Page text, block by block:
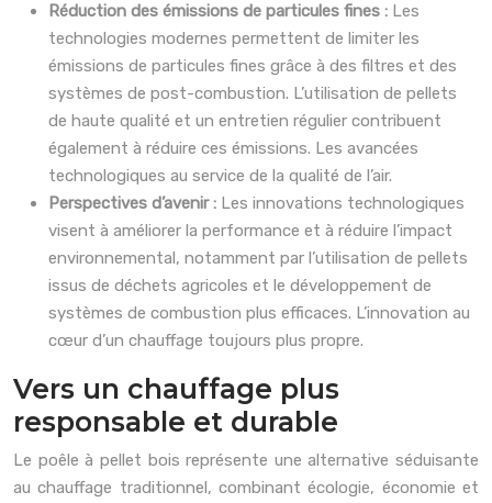
Réduction des émissions de particules fines : Les
technologies modernes permettent de limiter les
émissions de particules fines grâce à des filtres et des
systèmes de post-combustion. L’utilisation de pellets
de haute qualité et un entretien régulier contribuent
également à réduire ces émissions. Les avancées
technologiques au service de la qualité de l’air.
Perspectives d’avenir : Les innovations technologiques
visent à améliorer la performance et à réduire l’impact
environnemental, notamment par l’utilisation de pellets
issus de déchets agricoles et le développement de
systèmes de combustion plus efficaces. L’innovation au
cœur d’un chauffage toujours plus propre.
Vers un chauffage plus
responsable et durable
Le poêle à pellet bois représente une alternative séduisante
au chauffage traditionnel, combinant écologie, économie et